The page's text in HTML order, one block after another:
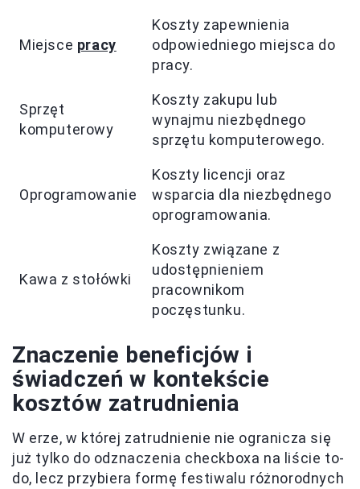
Miejsce pracy
Koszty zapewnienia
odpowiedniego miejsca do
pracy.
Sprzęt
komputerowy
Koszty zakupu lub
wynajmu niezbędnego
sprzętu komputerowego.
Oprogramowanie
Koszty licencji oraz
wsparcia dla niezbędnego
oprogramowania.
Kawa z stołówki
Koszty związane z
udostępnieniem
pracownikom
poczęstunku.
Znaczenie beneficjów i
świadczeń w kontekście
kosztów zatrudnienia
W erze, w której zatrudnienie nie ogranicza się
już tylko do odznaczenia checkboxa na liście to-
do, lecz przybiera formę festiwalu różnorodnych